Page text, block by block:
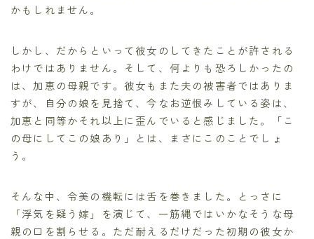
かもしれません。
しかし、だからといって彼女のしてきたことが許される
わけではありません。そして、何よりも恐ろしかったの
は、加恵の母親です。彼女もまた夫の被害者ではありま
すが、自分の娘を見捨て、今なお逆恨みしている姿は、
加恵と同等かそれ以上に歪んでいると感じました。「こ
の母にしてこの娘あり」とは、まさにこのことでしょ
う。
そんな中、令美の機転には舌を巻きました。とっさに
「浮気を疑う嫁」を演じて、一筋縄ではいかなそうな母
親の口を割らせる。ただ耐えるだけだった初期の彼女か